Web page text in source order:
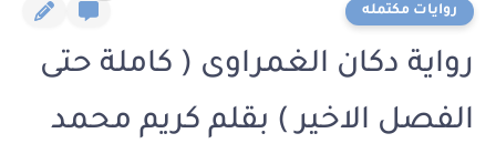
روايات مكتمله
رواية دكان الغمراوى ( كاملة حتى
الفصل الاخير ) بقلم كريم محمد